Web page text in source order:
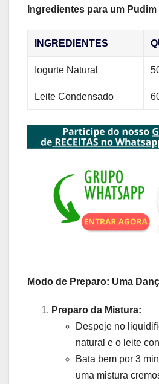
Ingredientes para um
INGREDIENTES
Iogurte Natural
Leite Condensado
Modo de Preparo: Uma
Preparo da Mistura:
Despeje no
natural e o leite
Bata bem por 3
uma mistura